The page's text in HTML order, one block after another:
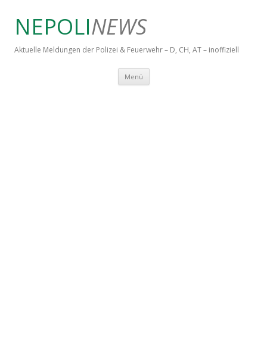
NEPOLINEWS
Aktuelle Meldungen der Polizei & Feuerwehr – D, CH, AT – inoffiziell
Menü Springe zum Inhalt